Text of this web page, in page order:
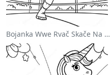
Bojanka Wwe Rvač Skače Na Protivnika